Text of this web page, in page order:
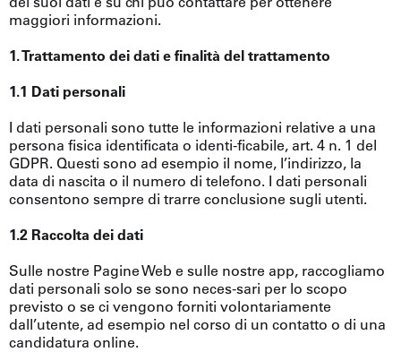
maggiori informazioni.
1. Trattamento dei dati e finalità del trattamento
1.1 Dati personali
I dati personali sono tutte le informazioni relative a una
persona fisica identificata o identi-ficabile, art. 4 n. 1 del
GDPR. Questi sono ad esempio il nome, l’indirizzo, la
data di nascita o il numero di telefono. I dati personali
consentono sempre di trarre conclusione sugli utenti.
1.2 Raccolta dei dati
Sulle nostre Pagine Web e sulle nostre app, raccogliamo
dati personali solo se sono neces-sari per lo scopo
previsto o se ci vengono forniti volontariamente
dall’utente, ad esempio nel corso di un contatto o di una
candidatura online.